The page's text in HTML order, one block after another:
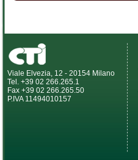
Viale Elvezia, 12 - 20154 Milano
Tel. +39 02 266.265.1
Fax +39 02 266.265.50
P.IVA 11494010157